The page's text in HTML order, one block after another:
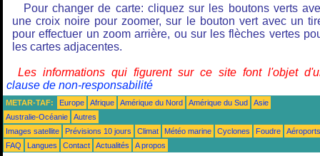
Pour changer de carte: cliquez sur les boutons verts
une croix noire pour zoomer, sur le bouton vert avec un
pour effectuer un zoom arrière, ou sur les flèches vertes
les cartes adjacentes.
Les informations qui figurent sur ce site font l'objet
clause de non-responsabilité
METAR-TAF: Europe Afrique Amérique du Nord Amérique du Sud
Asie
Australie-Océanie
Autres
Images satellite
Prévisions 10 jours Climat Météo marine Cyclones Foudre
Aéroports
FAQ
Langues Contact Actualités A propos